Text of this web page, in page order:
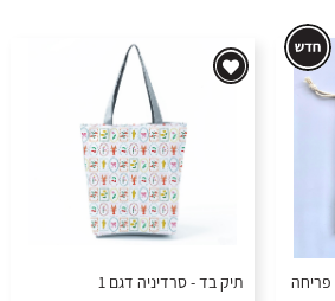
פריחה
תיק בד - סרדיניה דגם 1